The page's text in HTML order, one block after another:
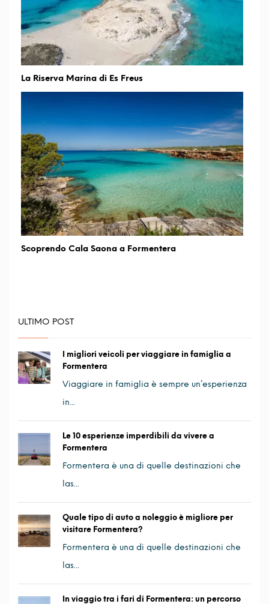
La Riserva Marina di Es Freus
Scoprendo Cala Saona a Formentera
ULTIMO POST
I migliori veicoli per viaggiare in famiglia a
Formentera
Viaggiare in famiglia è sempre un’esperienza
in...
Le 10 esperienze imperdibili da vivere a
Formentera
Formentera è una di quelle destinazioni che
las...
Quale tipo di auto a noleggio è migliore per
visitare Formentera?
Formentera è una di quelle destinazioni che
las...
In viaggio tra i fari di Formentera: un percorso